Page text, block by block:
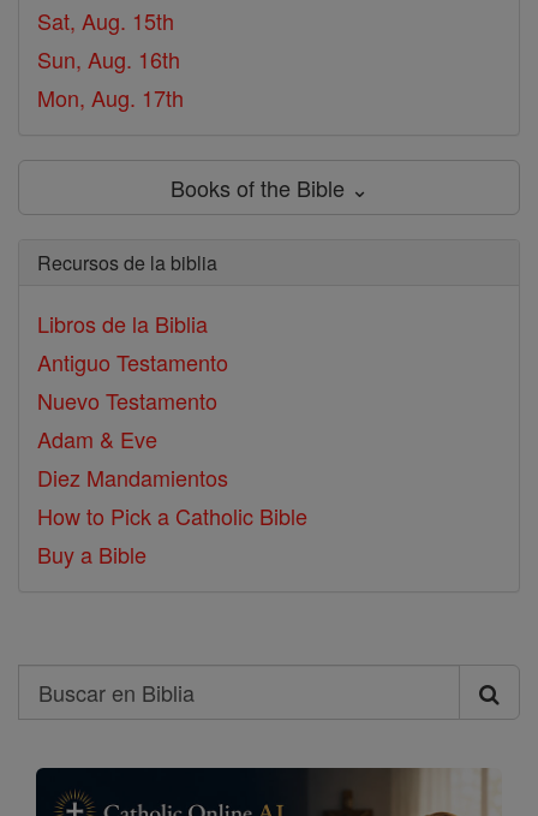
Sat, Aug. 15th
Sun, Aug. 16th
Mon, Aug. 17th
Books of the Bible ⌄
Recursos de la biblia
Libros de la Biblia
Antiguo Testamento
Nuevo Testamento
Adam & Eve
Diez Mandamientos
How to Pick a Catholic Bible
Buy a Bible
Search
Buscar
en
Biblia